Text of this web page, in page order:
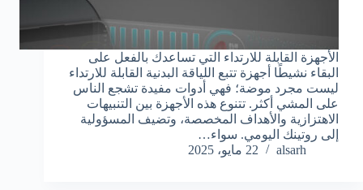
الأجهزة القابلة للارتداء التي تساعدك بالفعل على
البقاء نشيطًا أجهزة تتبع اللياقة البدنية القابلة للارتداء
ليست مجرد موضة؛ فهي أدوات مفيدة تشجع الناس
على المشي أكثر. تتنوع هذه الأجهزة بين التنبيهات
الاهتزازية والأهداف المخصصة، وتضيف المسؤولية
إلى روتينك اليومي. سواء…
alsarh
22 مايو، 2025